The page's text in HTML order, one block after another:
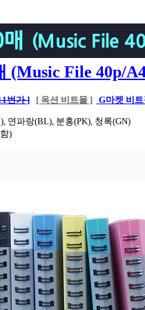
(Music File 40p/
번가 ] [ 옥션 비트몰 ] G마켓 비
연파랑(BL), 분홍(PK), 청록(GN)
)